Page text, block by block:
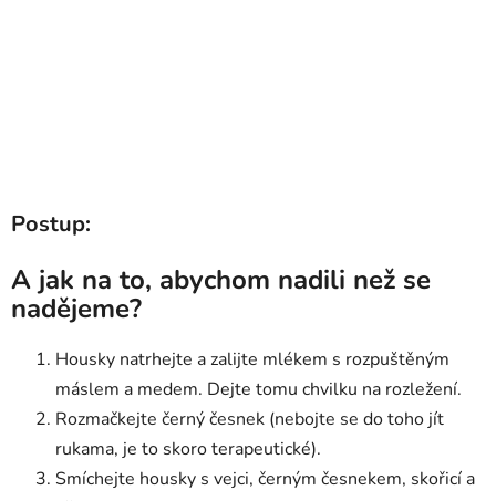
Postup:
A jak na to, abychom nadili než se
nadějeme?
Housky natrhejte a zalijte mlékem s rozpuštěným
máslem a medem. Dejte tomu chvilku na rozležení.
Rozmačkejte černý česnek (nebojte se do toho jít
rukama, je to skoro terapeutické).
Smíchejte housky s vejci, černým česnekem, skořicí a